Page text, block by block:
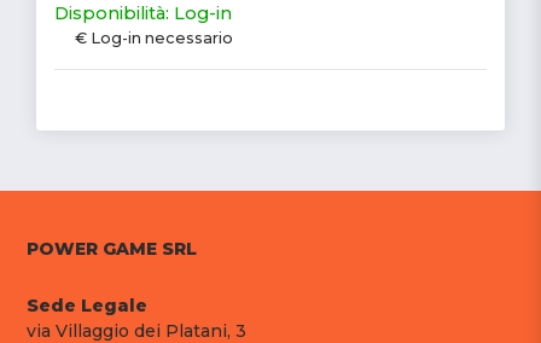
Disponibilità: Log-in
€ Log-in necessario
POWER GAME SRL
Sede Legale
via Villaggio dei Platani, 3